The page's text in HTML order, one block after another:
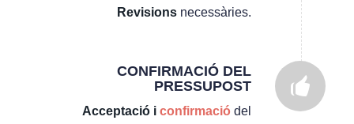
Revisions necessàries.
CONFIRMACIÓ DEL
PRESSUPOST
Acceptació iconfirmaciódel